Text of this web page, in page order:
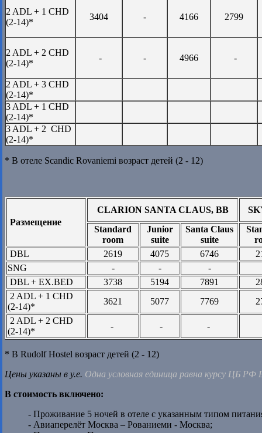
2 ADL + 1 CHD
(2-14)*
3404 - 4166 2799
2 ADL + 2 CHD
(2-14)*
- - 4966 -
2 ADL + 3 CHD
(2-14)*
3 ADL + 1 CHD
(2-14)*
3 ADL + 2 CHD
(2-14)*
* В отеле Scandic Rovaniemi возраст детей (2 - 12)
Размещение
CLARION SANTA CLAUS, BB
Standard
room
Junior
suite
Santa Claus
suite
DBL
2619 4075 6746
SNG
- -
-
DBL + EX.BED
3738 5194 7891
2 ADL + 1 CHD
(2-14)*
3621 5077 7769
2 ADL + 2 CHD
(2-14)*
- - -
* В Rudolf Hostel возраст детей (2 - 12)
Цены указаны в у.е. Одна условная единица равна курсу ЦБ РФ
В стоимость включено:
- Проживание 5 ночей в отеле с указанным типом
- Авиаперелёт Москва – Рованиеми - Москва;